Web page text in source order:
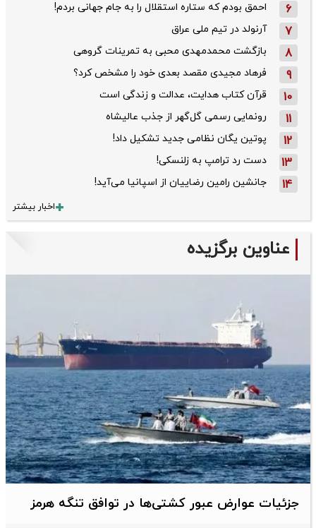
6 احمق بودم که ستاره استقلال را به جام جهانی بردم!
7 آرنولد در تیم ملی عراق
8 بازگشت محمدمهدی محبی به تمرینات گروهی
9 فرهاد مجیدی مقصد بعدی خود را مشخص کرد؟
10 قرآن کتاب هدایت، عدالت و زندگی است
11 رونمایی رسمی گل‌گهر از جذب عالیشاه
12 پوتین یگان نظامی جدید تشکیل داد!
13 دست رد ترامپ به زلنسکی!
14 جانشین رامین رضاییان از اسپانیا می‌آید!
اخبار بیشتر
عناوین برگزیده
جزئیات عوارض عبور کشتی‌ها در توافق تنگه هرمز